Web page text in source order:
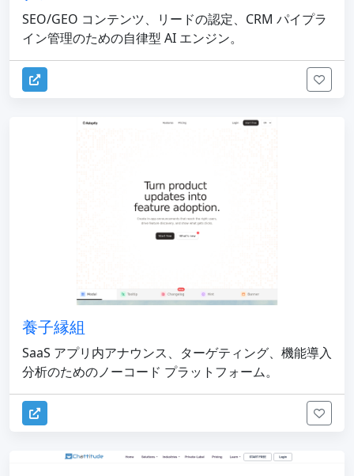
SEO/GEO コンテンツ、リードの認定、CRM パイプラ
イン管理のための自律型 AI エンジン。
養子縁組
SaaS アプリ内アナウンス、ターゲティング、機能導入
分析のためのノーコード プラットフォーム。